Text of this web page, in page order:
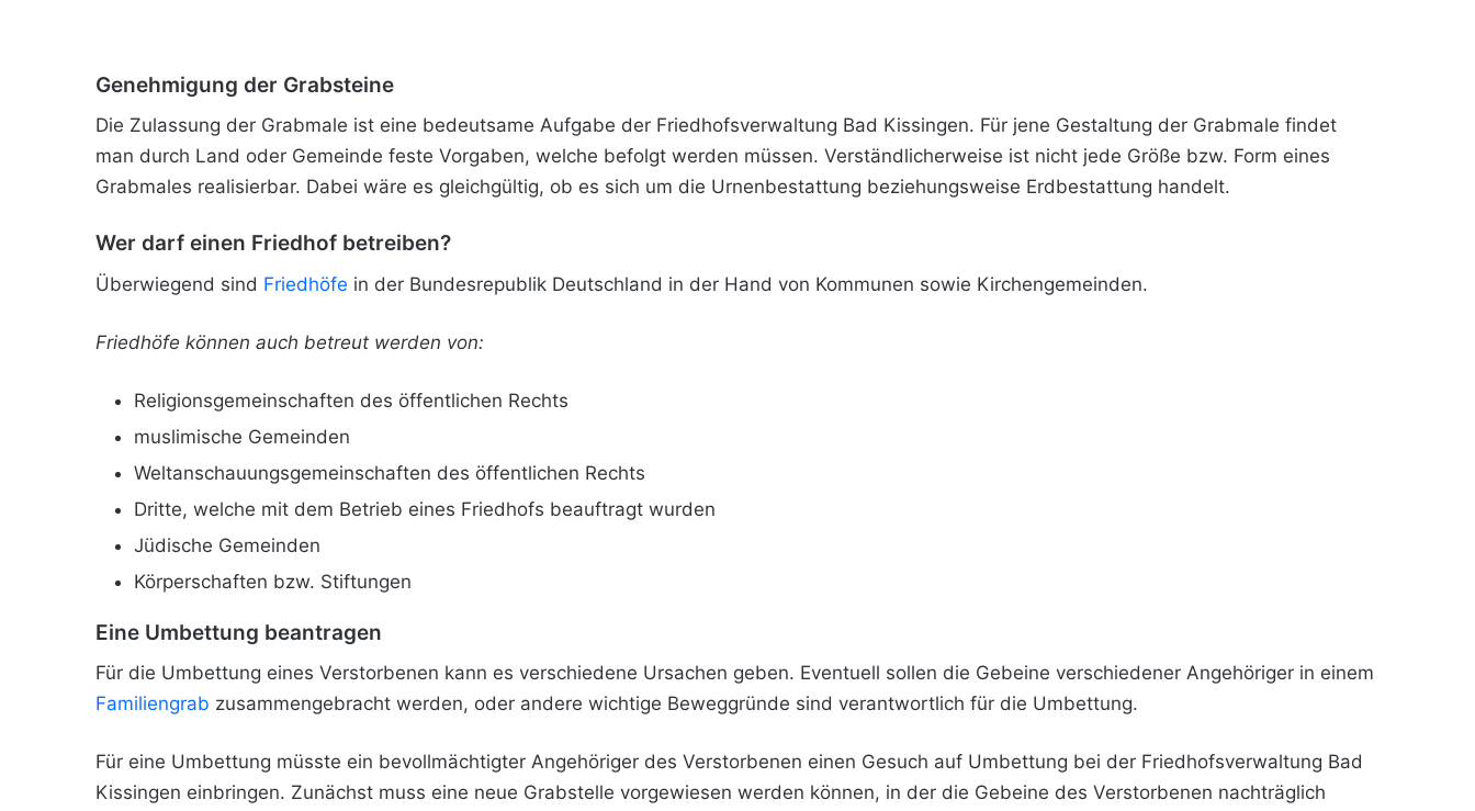
Genehmigung der Grabsteine
Die Zulassung der Grabmale ist eine bedeutsame Aufgabe der Friedhofsverwaltung Bad Kissingen. Für jene Gestaltung der Grabmale findet
man durch Land oder Gemeinde feste Vorgaben, welche befolgt werden müssen. Verständlicherweise ist nicht jede Größe bzw. Form eines
Grabmales realisierbar. Dabei wäre es gleichgültig, ob es sich um die Urnenbestattung beziehungsweise Erdbestattung handelt.
Wer darf einen Friedhof betreiben?
Überwiegend sind Friedhöfe in der Bundesrepublik Deutschland in der Hand von Kommunen sowie Kirchengemeinden.
Friedhöfe können auch betreut werden von:
Religionsgemeinschaften des öffentlichen Rechts
muslimische Gemeinden
Weltanschauungsgemeinschaften des öffentlichen Rechts
Dritte, welche mit dem Betrieb eines Friedhofs beauftragt wurden
Jüdische Gemeinden
Körperschaften bzw. Stiftungen
Eine Umbettung beantragen
Für die Umbettung eines Verstorbenen kann es verschiedene Ursachen geben. Eventuell sollen die Gebeine verschiedener Angehöriger in einem
Familiengrab zusammengebracht werden, oder andere wichtige Beweggründe sind verantwortlich für die Umbettung.
Für eine Umbettung müsste ein bevollmächtigter Angehöriger des Verstorbenen einen Gesuch auf Umbettung bei der Friedhofsverwaltung Bad
Kissingen einbringen. Zunächst muss eine neue Grabstelle vorgewiesen werden können, in der die Gebeine des Verstorbenen nachträglich